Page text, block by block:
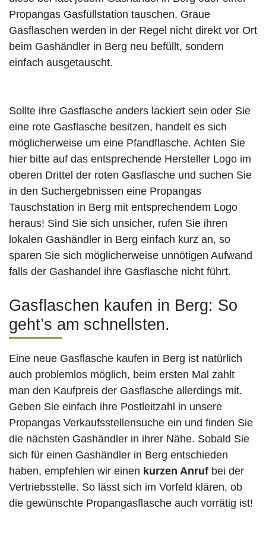
Propangas Gasfüllstation tauschen. Graue
Gasflaschen werden in der Regel nicht direkt vor Ort
beim Gashändler in Berg neu befüllt, sondern
einfach ausgetauscht.
Sollte ihre Gasflasche anders lackiert sein oder Sie
eine rote Gasflasche besitzen, handelt es sich
möglicherweise um eine Pfandflasche. Achten Sie
hier bitte auf das entsprechende Hersteller Logo im
oberen Drittel der roten Gasflasche und suchen Sie
in den Suchergebnissen eine Propangas
Tauschstation in Berg mit entsprechendem Logo
heraus! Sind Sie sich unsicher, rufen Sie ihren
lokalen Gashändler in Berg einfach kurz an, so
sparen Sie sich möglicherweise unnötigen Aufwand
falls der Gashandel ihre Gasflasche nicht führt.
Gasflaschen kaufen in Berg: So
geht’s am schnellsten.
Eine neue Gasflasche kaufen in Berg ist natürlich
auch problemlos möglich, beim ersten Mal zahlt
man den Kaufpreis der Gasflasche allerdings mit.
Geben Sie einfach ihre Postleitzahl in unsere
Propangas Verkaufsstellensuche ein und finden Sie
die nächsten Gashändler in ihrer Nähe. Sobald Sie
sich für einen Gashändler in Berg entschieden
haben, empfehlen wir einen kurzen Anruf bei der
Vertriebsstelle. So lässt sich im Vorfeld klären, ob
die gewünschte Propangasflasche auch vorrätig ist!